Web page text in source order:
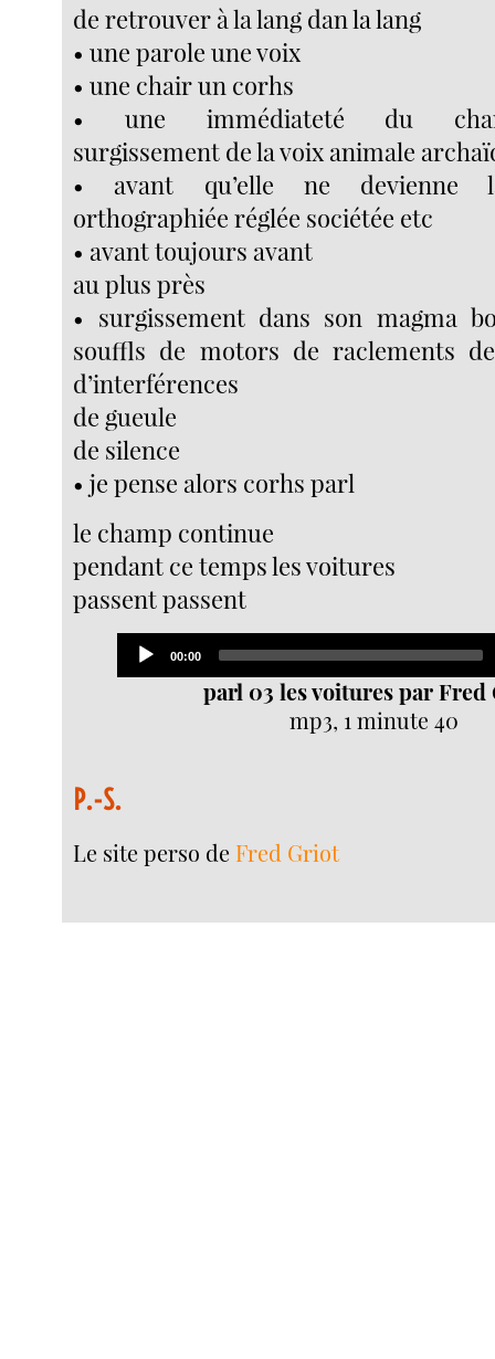
de retrouver à la lang dan la lang
• une parole une voix
• une chair un corhs
• une immédiateté du
surgissement de la voix animale
• avant qu’elle ne devienne
orthographiée réglée sociétée etc
• avant toujours avant
au plus près
• surgissement dans son magma
souffls de motors de raclements
d’interférences
de gueule
de silence
• je pense alors corhs parl
le champ continue
pendant ce temps les voitures
passent passent
Player
Current
00:00
parl 03 les voitures par Fred
mp3, 1 minute 40
P.-S.
Le site perso de Fred Griot